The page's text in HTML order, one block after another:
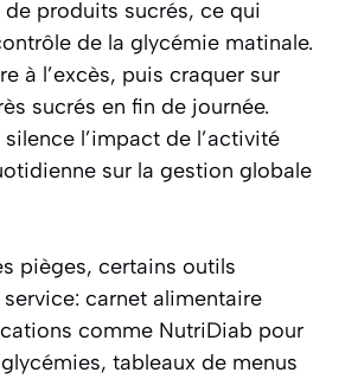
produits sucrés, ce qui
de la glycémie matinale.
à l’excès, puis craquer sur
sucrés en fin de journée.
silence l’impact de l’activité
sur la gestion globale
pièges, certains outils
carnet alimentaire
comme NutriDiab pour
tableaux de menus